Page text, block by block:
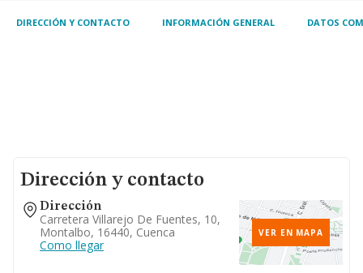
DIRECCIÓN Y CONTACTO INFORMACIÓN GENERAL DATOS
Dirección y contacto
Dirección
Carretera Villarejo De Fuentes, 10,
Montalbo, 16440, Cuenca
Como llegar
VER EN MAPA